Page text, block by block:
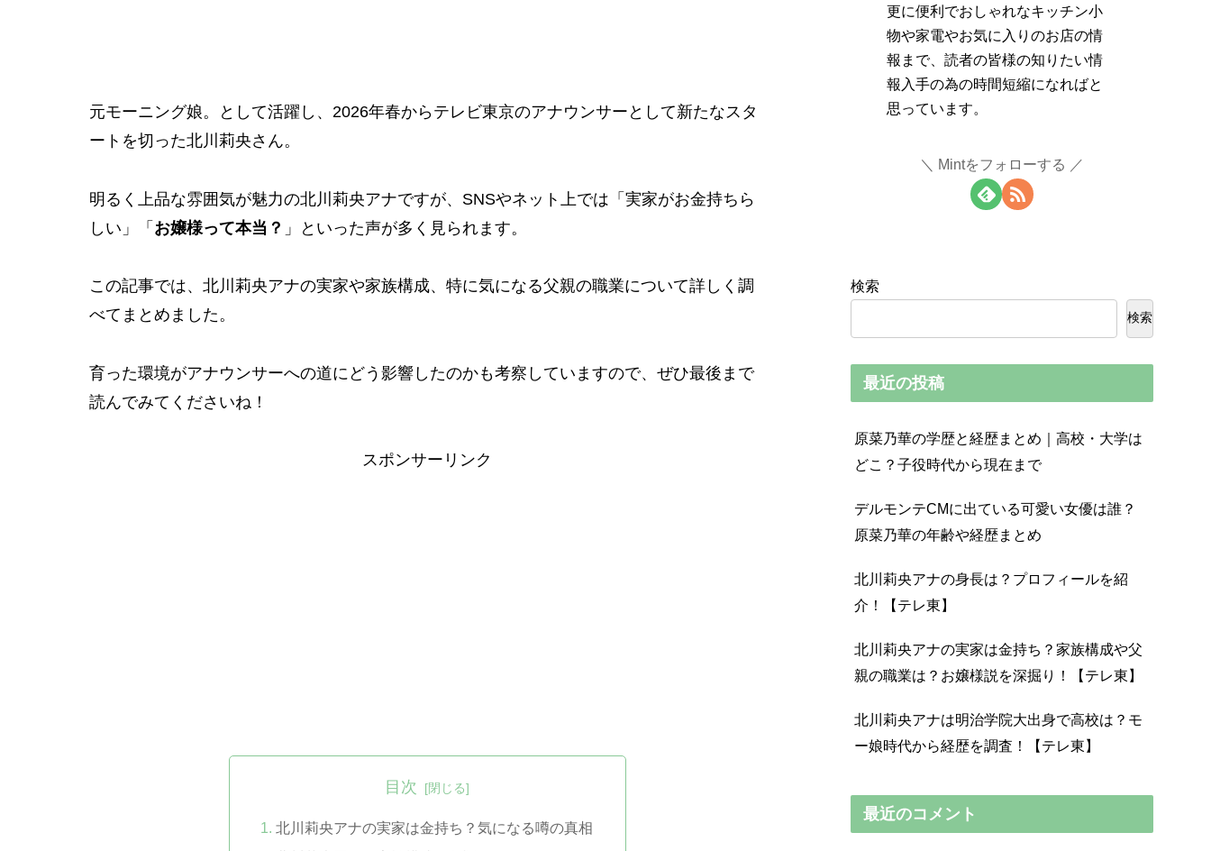
元モーニング娘。として活躍し、2026年春からテレビ東京のアナウンサーとして新たなスタ
ートを切った北川莉央さん。
明るく上品な雰囲気が魅力の北川莉央アナですが、SNSやネット上では「実家がお金持ちら
しい」「 お嬢様って本当？ 」といった声が多く見られます。
この記事では、北川莉央アナの実家や家族構成、特に気になる父親の職業について詳しく調
べてまとめました。
育った環境がアナウンサーへの道にどう影響したのかも考察していますので、ぜひ最後まで
読んでみてくださいね！
スポンサーリンク
目次
北川莉央アナの実家は金持ち？気になる噂の真相
更に便利でおしゃれなキッチン小
物や家電やお気に入りのお店の情
報まで、読者の皆様の知りたい情
報入手の為の時間短縮になればと
思っています。
Mintをフォローする
検索
検索
最近の投稿
原菜乃華の学歴と経歴まとめ｜高校・大学は
どこ？子役時代から現在まで
デルモンテCMに出ている可愛い女優は誰？
原菜乃華の年齢や経歴まとめ
北川莉央アナの身長は？プロフィールを紹
介！【テレ東】
北川莉央アナの実家は金持ち？家族構成や父
親の職業は？お嬢様説を深掘り！【テレ東】
北川莉央アナは明治学院大出身で高校は？モ
ー娘時代から経歴を調査！【テレ東】
最近のコメント